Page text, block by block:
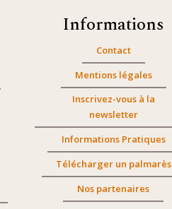
Informations
Contact
Mentions légales
Inscrivez-vous à la
newsletter
Informations Pratiques
Télécharger un palmarès
Nos partenaires